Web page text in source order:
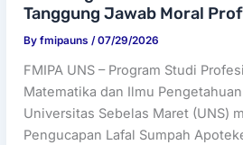
Tanggung Jawab Moral
Byfmipauns /07/29/2026
FMIPA UNS – Program Studi
Matematika dan Ilmu Pengetahuan
Universitas Sebelas Maret (UNS)
Pengucapan Lafal Sumpah